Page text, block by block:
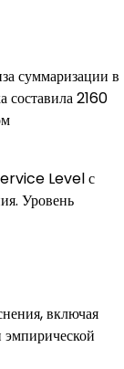
суммаризации в
2160
Level с
Уровень
включая